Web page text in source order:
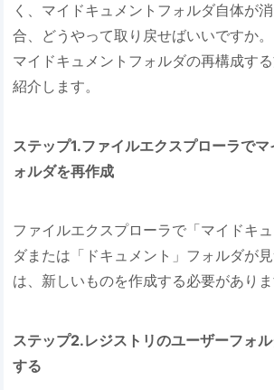
く、マイドキュメントフォルダ自体が
合、どうやって取り戻せばいいですか。
マイドキュメントフォルダの再構成す
紹介します。
ステップ1.ファイルエクスプローラで
ォルダを再作成
ファイルエクスプローラで「マイドキ
ダまたは「ドキュメント」フォルダが
は、新しいものを作成する必要がありま
ステップ2.レジストリのユーザーフォ
する